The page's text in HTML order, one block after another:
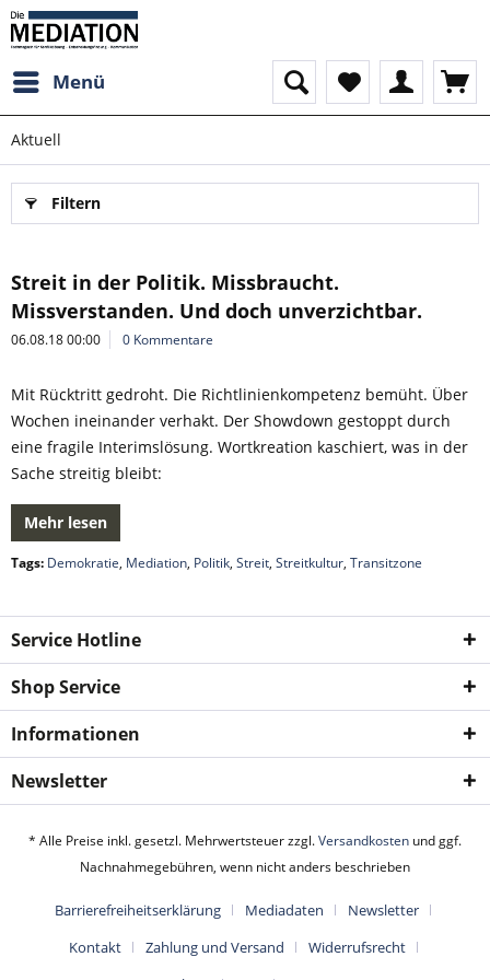
Menü
Aktuell
Filtern
Streit in der Politik. Missbraucht.
Missverstanden. Und doch unverzichtbar.
06.08.18 00:00 0 Kommentare
Mit Rücktritt gedroht. Die Richtlinienkompetenz bemüht. Über
Wochen ineinander verhakt. Der Showdown gestoppt durch
eine fragile Interimslösung. Wortkreation kaschiert, was in der
Sache streitig bleibt:
Mehr lesen
Tags: Demokratie, Mediation, Politik, Streit, Streitkultur, Transitzone
Service Hotline
Shop Service
Informationen
Newsletter
* Alle Preise inkl. gesetzl. Mehrwertsteuer zzgl.Versandkosten und ggf.
Nachnahmegebühren, wenn nicht anders beschrieben
Barrierefreiheitserklärung Mediadaten
Newsletter
Kontakt
Zahlung und Versand
Widerrufsrecht